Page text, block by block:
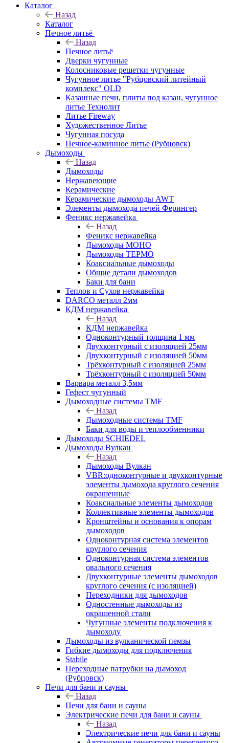
Каталог
Назад
Каталог
Печное литьё
Назад
Печное литьё
Дверки чугунные
Колосниковые решетки чугунные
Чугунное литье "Рубцовский литейный
комплекс" OLD
Казанные печи, плиты под казан, чугунное
литье Технолит
Литье Fireway
Художественное Литье
Чугунная посуда
Печное-каминное литье (Рубцовск)
Дымоходы
Назад
Дымоходы
Нержавеющие
Керамические
Керамические дымоходы AWT
Элементы дымохода печей Ферингер
Феникс нержавейка
Назад
Феникс нержавейка
Дымоходы МОНО
Дымоходы ТЕРМО
Коаксиальные дымоходы
Общие детали дымоходов
Баки для бани
Теплов и Сухов нержавейка
DARCO металл 2мм
КДМ нержавейка
Назад
КДМ нержавейка
Одноконтурный толщина 1 мм
Двухконтурный с изоляцией 25мм
Двухконтурный с изоляцией 50мм
Трёхконтурный с изоляцией 25мм
Трёхконтурный с изоляцией 50мм
Варвара металл 3,5мм
Гефест чугунный
Дымоходные системы TMF
Назад
Дымоходные системы TMF
Баки для воды и теплообменники
Дымоходы SCHIEDEL
Дымоходы Вулкан
Назад
Дымоходы Вулкан
VBR:одноконтурные и двухконтурные
элементы дымохода круглого сечения
окрашенные
Коаксиальные элементы дымоходов
Коллективные элементы дымоходов
Кронштейны и основания к опорам
дымоходов
Одноконтурная система элементов
круглого сечения
Одноконтурная система элементов
овального сечения
Двухконтурные элементы дымоходов
круглого сечения (с изоляцией)
Переходники для дымоходов
Одностенные дымоходы из
окрашенной стали
Чугунные элементы подключения к
дымоходу
Дымоходы из вулканической пемзы
Гибкие дымоходы для подключения
Stabile
Переходные патрубки на дымоход
(Рубцовск)
Печи для бани и сауны
Назад
Печи для бани и сауны
Электрические печи для бани и сауны
Назад
Электрические печи для бани и сауны